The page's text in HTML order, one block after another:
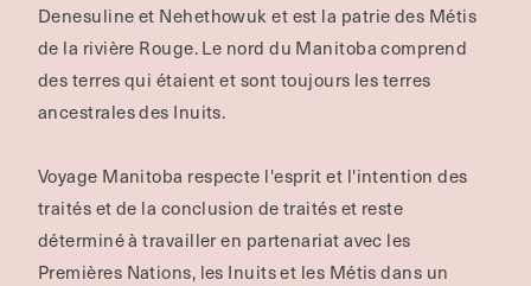
Denesuline et Nehethowuk et est la patrie des Métis
de la rivière Rouge.Le nord du Manitoba comprend
des terres qui étaient et sont toujours les terres
ancestrales des Inuits.
Voyage Manitoba respecte l'esprit et l'intention des
traités et de la conclusion de traités et reste
déterminé à travailler en partenariat avec les
Premières Nations, les Inuits et les Métis dans un